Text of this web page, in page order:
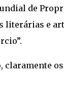
de
literárias e
claramente